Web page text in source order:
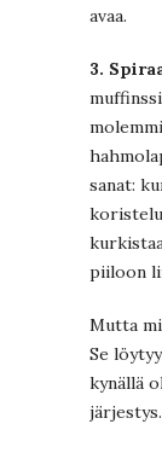
avaa.
3.
sanat:
piiloon
Mutta
Se
kynällä
järjestys.